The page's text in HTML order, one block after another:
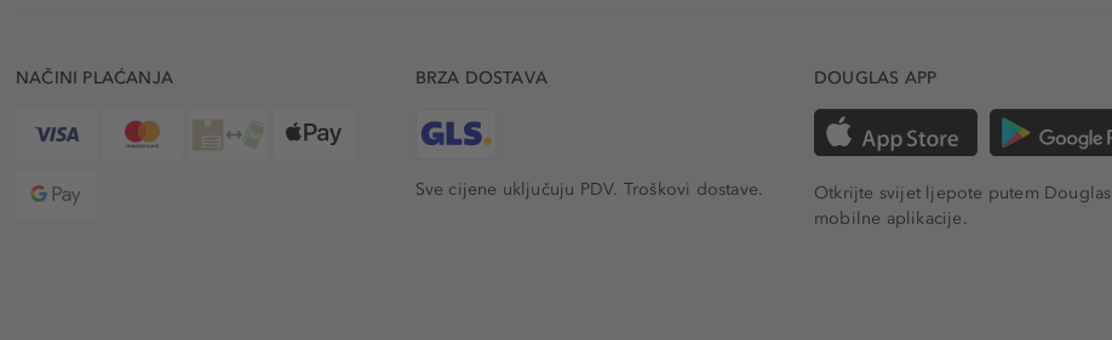
NAČINI PLAĆANJA BRZA DOSTAVA
Sve cijene uključuju PDV. Troškovi dostave.
DOUGLAS APP
Otkrijte svijet ljepote putem Douglas
mobilne aplikacije.